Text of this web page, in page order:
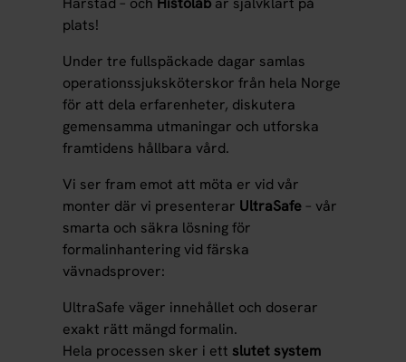
plats!
Under tre fullspäckade dagar samlas
operationssjuksköterskor från hela Norge
för att dela erfarenheter, diskutera
gemensamma utmaningar och utforska
framtidens hållbara vård.
Vi ser fram emot att möta er vid vår
monter där vi presenterar UltraSafe – vår
smarta och säkra lösning för
formalinhantering vid färska
vävnadsprover:
UltraSafe väger innehållet och doserar
exakt rätt mängd formalin.
Hela processen sker i ett slutet system